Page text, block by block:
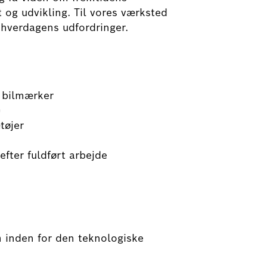
udvikling. Til vores værksted
udfordringer.
bilmærker
fuldført arbejde
for den teknologiske